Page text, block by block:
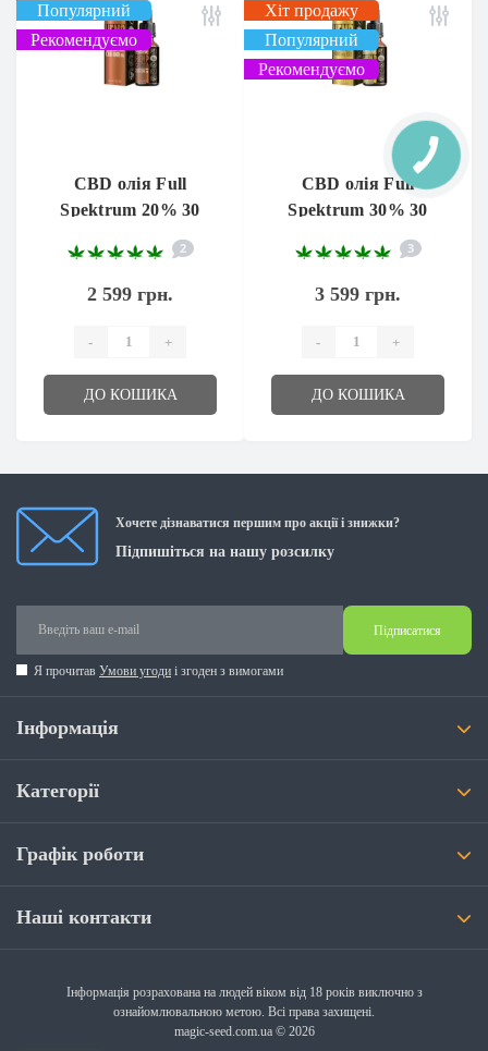
Популярний
Рекомендуємо
CBD олія Full
Spektrum 20% 30
2
2 599 грн.
- +
ДО КОШИКА
Хіт продажу
Популярний
Рекомендуємо
CBD олія Full
Spektrum 30% 30
3
3 599 грн.
- +
ДО КОШИКА
Хочете дізнаватися першим про акції і знижки?
Підпишіться на нашу розсилку
Підписатися
Я прочитав Умови угоди і згоден з вимогами
Інформація
Категорії
Графік роботи
Наші контакти
Інформація розрахована на людей віком від 18 років виключно з
ознайомлювальною метою. Всі права захищені.
magic-seed.com.ua © 2026